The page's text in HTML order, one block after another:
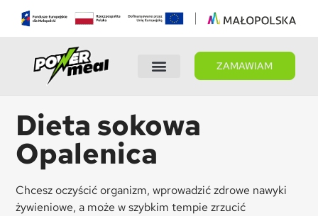
ZAMAWIAM
Dieta sokowa
Opalenica
Chcesz oczyścić organizm, wprowadzić zdrowe nawyki
żywieniowe, a może w szybkim tempie zrzucić